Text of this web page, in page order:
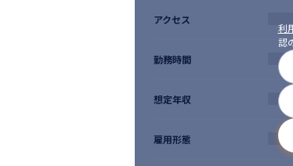
利
認
アクセス
勤務時間
想定年収
雇用形態